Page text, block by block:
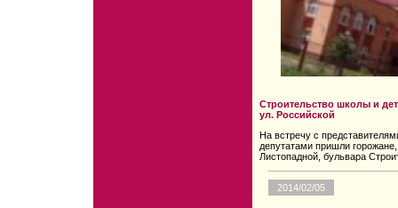
Строительство школы и
ул. Российской
На встречу с
депутатами пришли
Листопадной, бульвара
2014/02/05